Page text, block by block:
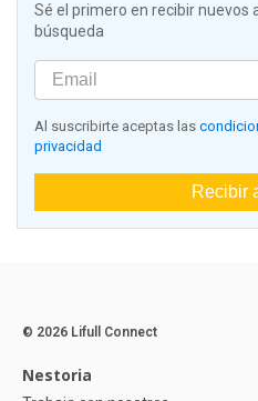
Sé el primero en recibir nuevos
búsqueda
Al suscribirte aceptas las
privacidad
Recibir
© 2026 Lifull Connect
Nestoria